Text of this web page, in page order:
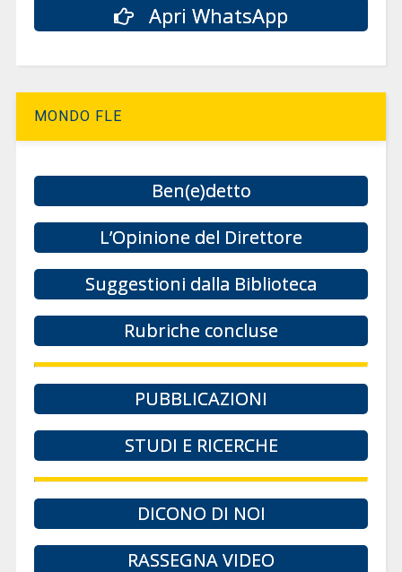
Apri WhatsApp
MONDO FLE
Ben(e)detto
L’Opinione del Direttore
Suggestioni dalla Biblioteca
Rubriche concluse
PUBBLICAZIONI
STUDI E RICERCHE
DICONO DI NOI
RASSEGNA VIDEO